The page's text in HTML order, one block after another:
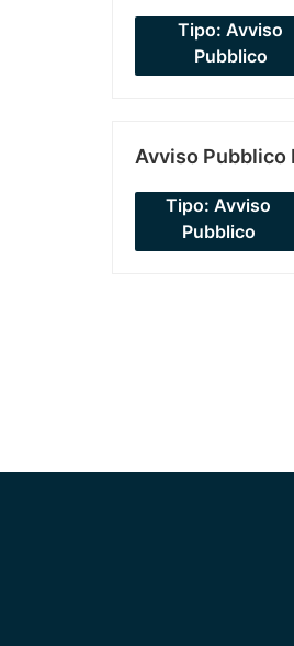
Tipo: Avviso
Pubblico
Avviso Pubblico
Tipo: Avviso
Pubblico